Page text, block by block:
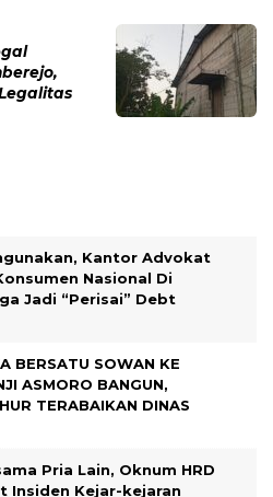
Kantor Advokat
Nasional Di
Jadi “Perisai” Debt
BERSATU SOWAN KE
ASMORO BANGUN,
TERABAIKAN DINAS
Pria Lain, Oknum HRD
Insiden Kejar-kejaran